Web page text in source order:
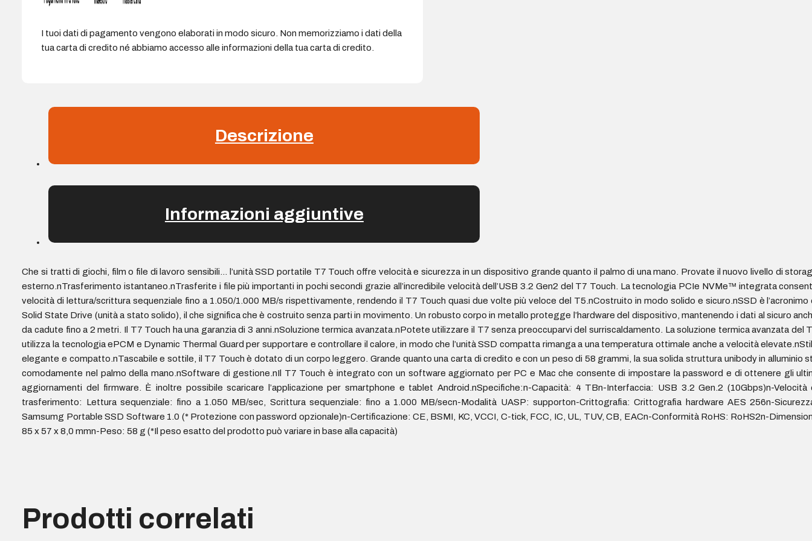
I tuoi dati di pagamento vengono elaborati in modo sicuro. Non memorizziamo i dati della
tua carta di credito né abbiamo accesso alle informazioni della tua carta di credito.
Descrizione
Informazioni aggiuntive
Che si tratti di giochi, film o file di lavoro sensibili… l’unità SSD portatile T7 Touch offre velocità e sicurezza in un dispositivo grande quanto il palmo di una mano. Provate il nuovo livello di
esterno.nTrasferimento istantaneo.nTrasferite i file più importanti in pochi secondi grazie all’incredibile velocità dell’USB 3.2 Gen2 del T7 Touch. La tecnologia PCIe NVMe™ integrata
velocità di lettura/scrittura sequenziale fino a 1.050/1.000 MB/s rispettivamente, rendendo il T7 Touch quasi due volte più veloce del T5.nCostruito in modo solido e sicuro.nSSD è l’acronimo
Solid State Drive (unità a stato solido), il che significa che è costruito senza parti in movimento. Un robusto corpo in metallo protegge l’hardware del dispositivo, mantenendo i dati al sicuro
da cadute fino a 2 metri. Il T7 Touch ha una garanzia di 3 anni.nSoluzione termica avanzata.nPotete utilizzare il T7 senza preoccuparvi del surriscaldamento. La soluzione termica avanzata del
utilizza la tecnologia ePCM e Dynamic Thermal Guard per supportare e controllare il calore, in modo che l’unità SSD compatta rimanga a una temperatura ottimale anche a velocità
elegante e compatto.nTascabile e sottile, il T7 Touch è dotato di un corpo leggero. Grande quanto una carta di credito e con un peso di 58 grammi, la sua solida struttura unibody in alluminio
comodamente nel palmo della mano.nSoftware di gestione.nIl T7 Touch è integrato con un software aggiornato per PC e Mac che consente di impostare la password e di ottenere gli
aggiornamenti del firmware. È inoltre possibile scaricare l’applicazione per smartphone e tablet Android.nSpecifiche:n-Capacità: 4 TBn-Interfaccia: USB 3.2 Gen.2 (10Gbps)n-Velocità
trasferimento: Lettura sequenziale: fino a 1.050 MB/sec, Scrittura sequenziale: fino a 1.000 MB/secn-Modalità UASP: supporton-Crittografia: Crittografia hardware AES 256n-
Samsumg Portable SSD Software 1.0 (* Protezione con password opzionale)n-Certificazione: CE, BSMI, KC, VCCI, C-tick, FCC, IC, UL, TUV, CB, EACn-Conformità RoHS: RoHS2n-
85 x 57 x 8,0 mmn-Peso: 58 g (*Il peso esatto del prodotto può variare in base alla capacità)
Prodotti correlati